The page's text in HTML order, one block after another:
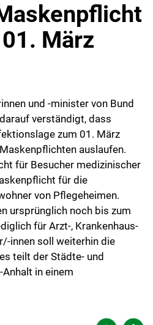
März
und -minister von Bund
verständigt, dass
zum 01. März
auslaufen.
für Besucher medizinischer
für die
von Pflegeheimen.
ursprünglich noch bis zum
für Arzt-, Krankenhaus-
innen soll weiterhin die
teilt der Städte- und
in einem